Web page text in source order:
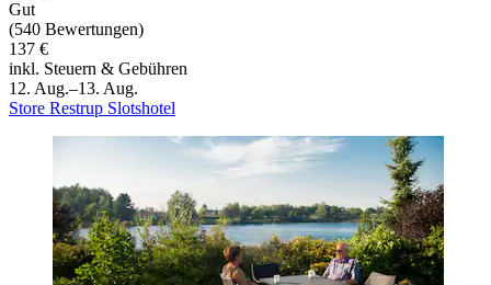
Gut
(540 Bewertungen)
137 €
inkl. Steuern & Gebühren
12. Aug.–13. Aug.
Store Restrup Slotshotel